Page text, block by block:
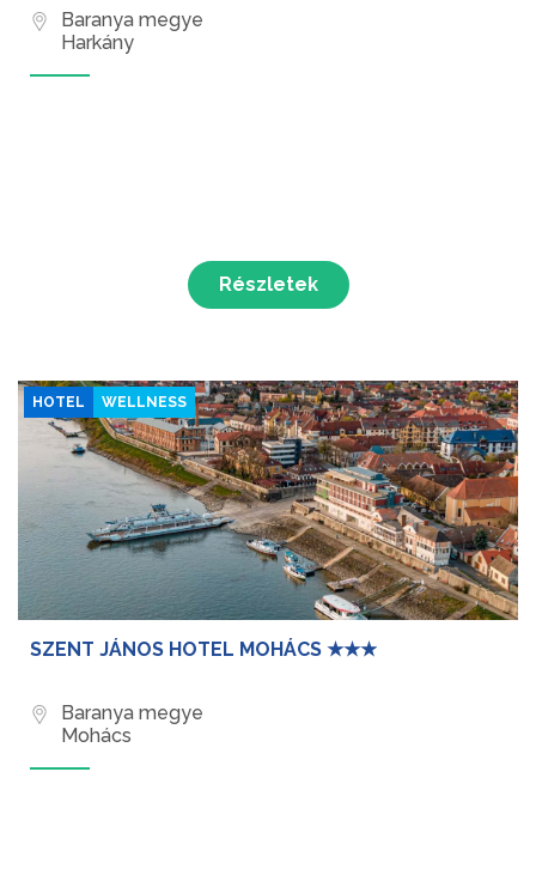
Baranya megye
Harkány
Részletek
HOTEL WELLNESS
SZENT JÁNOS HOTEL MOHÁCS ★★★
Baranya megye
Mohács